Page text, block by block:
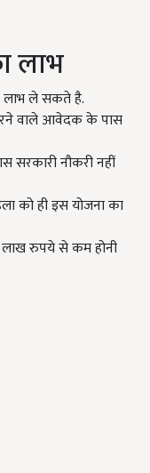
लाभ
लाभ ले सकते है.
वाले आवेदक के पास
सरकारी नौकरी नहीं
को ही इस योजना का
लाख रुपये से कम होनी